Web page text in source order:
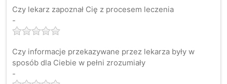
Czy lekarz zapoznał Cię z procesem leczenia
-
Czy informacje przekazywane przez lekarza były w
sposób dla Ciebie w pełni zrozumiały
-